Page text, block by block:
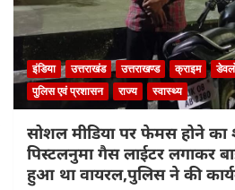
इंडिया उत्तराखंड उत्तराखण्ड क्राइम
पुलिस एवं प्रशासन
राज्य स्वास्थ्य
सोशल मीडिया पर फेमस होने का
पिस्टलनुमा गैस लाईटर लगाकर
हुआ था वायरल,पुलिस ने की